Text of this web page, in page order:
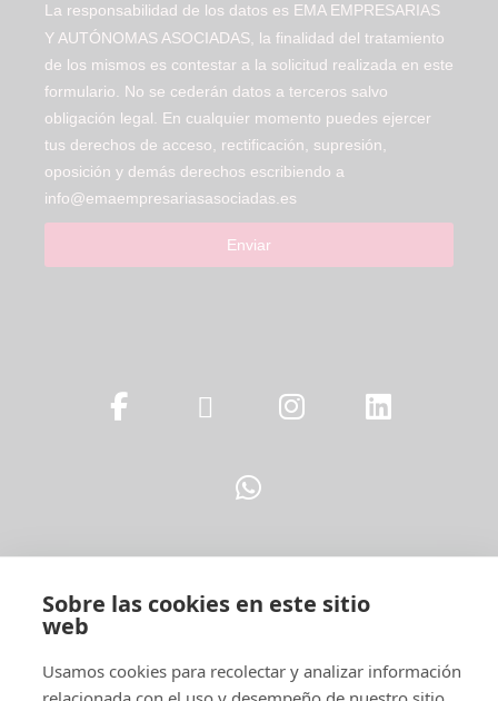
La responsabilidad de los datos es EMA EMPRESARIAS
Y AUTÓNOMAS ASOCIADAS, la finalidad del tratamiento
de los mismos es contestar a la solicitud realizada en este
formulario. No se cederán datos a terceros salvo
obligación legal. En cualquier momento puedes ejercer
tus derechos de acceso, rectificación, supresión,
oposición y demás derechos escribiendo a
info@emaempresariasasociadas.es
Enviar
Sobre las cookies en este sitio
web
Usamos cookies para recolectar y analizar información